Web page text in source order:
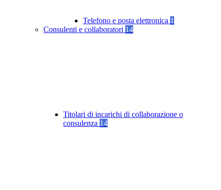
Telefono e posta elettronica 1
Consulenti e collaboratori 14
Titolari di incarichi di collaborazione o
consulenza 14